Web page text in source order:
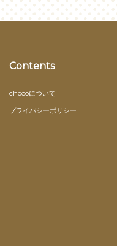
Contents
chocoについて
プライバシーポリシー